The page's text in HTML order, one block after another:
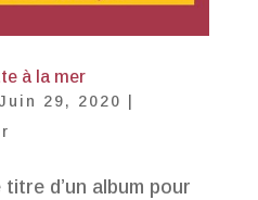
à la mer
29, 2020
d’un album pour